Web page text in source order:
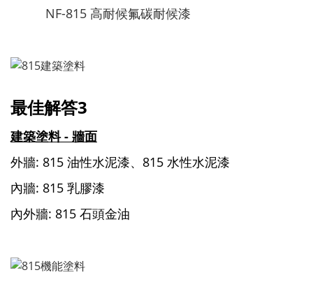
NF-815 高耐候氟碳耐候漆
最佳解答3
建築塗料 - 牆面
外牆: 815 油性水泥漆、815 水性水泥漆
內牆: 815 乳膠漆
內外牆: 815 石頭金油